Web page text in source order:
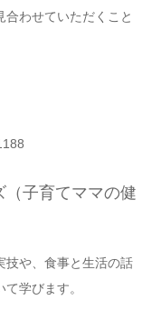
わせていただくこと
子育てママの健
や、食事と生活の話
学びます。